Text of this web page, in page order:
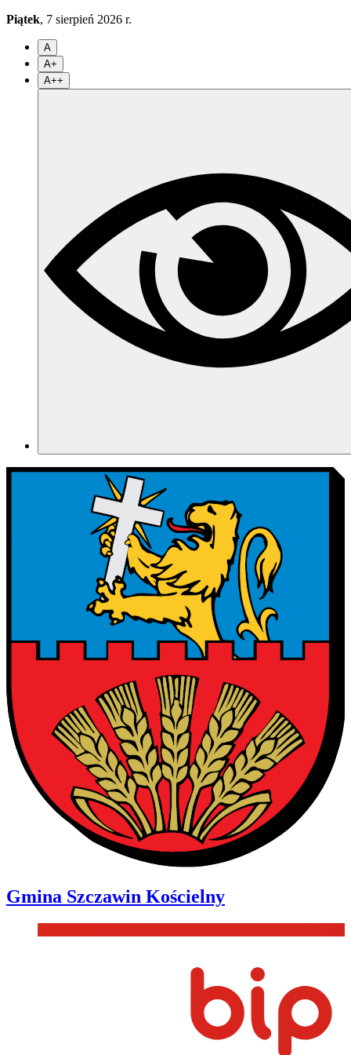
Piątek, 7 sierpień 2026 r.
A
A+
A++
Gmina Szczawin Kościelny